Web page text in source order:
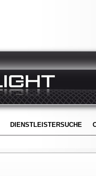
DIENSTLEISTERSUCHE